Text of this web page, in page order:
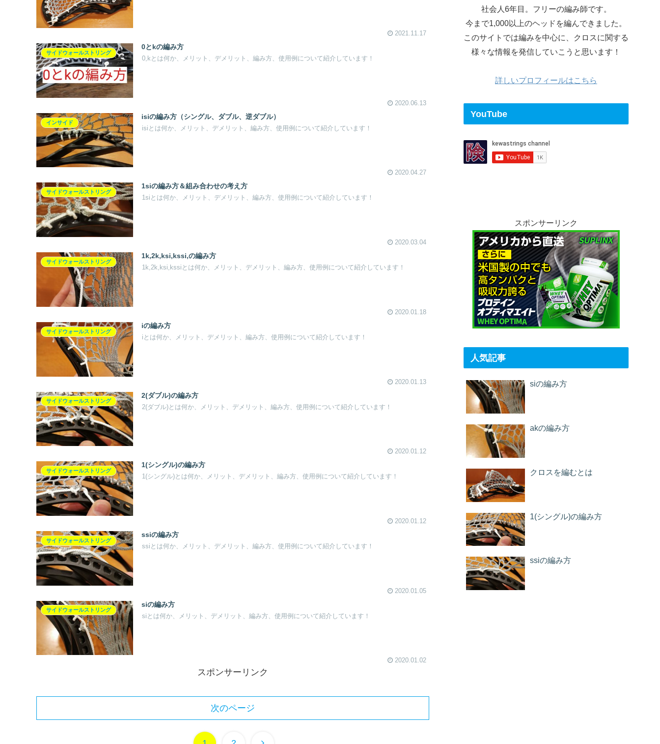
2021.11.17
サイドウォールストリング
0とkの編み方
0,kとは何か、メリット、デメリット、編み方、使用例について紹介しています！
2020.06.13
インサイド
isiの編み方（シングル、ダブル、逆ダブル）
isiとは何か、メリット、デメリット、編み方、使用例について紹介しています！
2020.04.27
サイドウォールストリング
1siの編み方＆組み合わせの考え方
1siとは何か、メリット、デメリット、編み方、使用例について紹介しています！
2020.03.04
サイドウォールストリング
1k,2k,ksi,kssi,の編み方
1k,2k,ksi,kssiとは何か、メリット、デメリット、編み方、使用例について紹介しています！
2020.01.18
サイドウォールストリング
iの編み方
iとは何か、メリット、デメリット、編み方、使用例について紹介しています！
2020.01.13
サイドウォールストリング
2(ダブル)の編み方
2(ダブル)とは何か、メリット、デメリット、編み方、使用例について紹介しています！
2020.01.12
サイドウォールストリング
1(シングル)の編み方
1(シングル)とは何か、メリット、デメリット、編み方、使用例について紹介しています！
2020.01.12
サイドウォールストリング
ssiの編み方
ssiとは何か、メリット、デメリット、編み方、使用例について紹介しています！
2020.01.05
サイドウォールストリング
siの編み方
siとは何か、メリット、デメリット、編み方、使用例について紹介しています！
2020.01.02
スポンサーリンク
次のページ
社会人6年目。フリーの編み師です。
今まで1,000以上のヘッドを編んできました。
このサイトでは編みを中心に、クロスに関する
様々な情報を発信していこうと思います！
詳しいプロフィールはこちら
YouTube
スポンサーリンク
人気記事
siの編み方
akの編み方
クロスを編むとは
1(シングル)の編み方
ssiの編み方